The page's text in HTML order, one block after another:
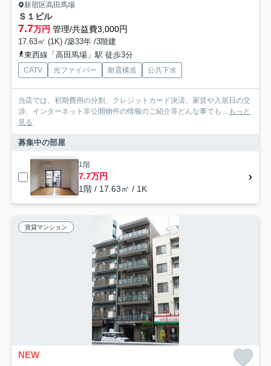
新宿区高田馬場
Ｓ１ビル
7.7万円 管理/共益費3,000円
17.63㎡ (1K) /築33年 /3階建
東西線「高田馬場」駅 徒歩3分
CATV 光ファイバー 耐震構造 公共下水
当店では、初期費用の分割、クレジットカード決済、家賃や入居日の交
渉、インターネット非公開物件の情報のご紹介等どんな事でも... もっと
見る
募集中の部屋
1階
7.7万円
1階 / 17.63㎡ / 1K
賃貸マンション
NEW